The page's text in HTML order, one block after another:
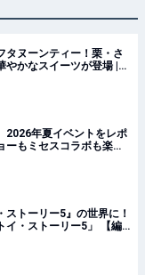
タヌーンティー！栗・さ
かなスイーツが登場 |
2026年夏イベントをレポ
ーもミセスコラボも楽し
トーリー5』の世界に！
イ・ストーリー5」 【編
るぶ&more.